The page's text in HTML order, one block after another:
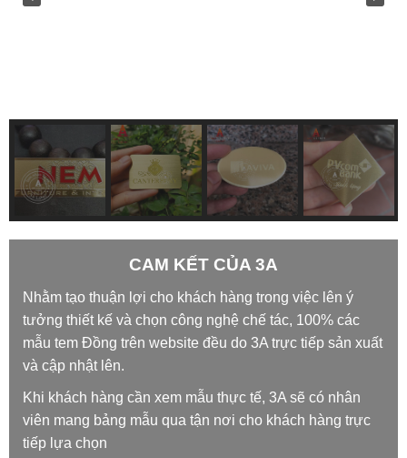
CAM KẾT CỦA 3A
Nhằm tạo thuận lợi cho khách hàng trong việc lên ý
tưởng thiết kế và chọn công nghệ chế tác, 100% các
mẫu tem Đồng trên website đều do 3A trực tiếp sản xuất
và cập nhật lên.
Khi khách hàng cần xem mẫu thực tế, 3A sẽ có nhân
viên mang bảng mẫu qua tận nơi cho khách hàng trực
tiếp lựa chọn